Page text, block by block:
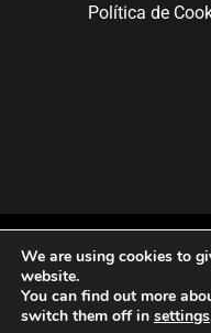
Política de
Copyright ©
We are using cookies to
website.
You can find out more
switch them off in settings